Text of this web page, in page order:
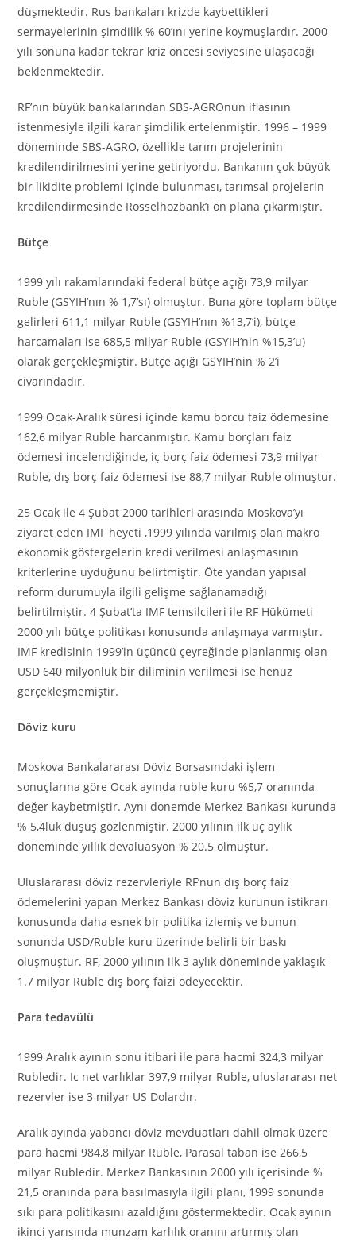
düşmektedir. Rus bankaları krizde kaybettikleri
sermayelerinin şimdilik % 60’ını yerine koymuşlardır. 2000
yılı sonuna kadar tekrar kriz öncesi seviyesine ulaşacağı
beklenmektedir.
RF’nın büyük bankalarından SBS-AGROnun iflasının
istenmesiyle ilgili karar şimdilik ertelenmiştir. 1996 – 1999
döneminde SBS-AGRO, özellikle tarım projelerinin
kredilendirilmesini yerine getiriyordu. Bankanın çok büyük
bir likidite problemi içinde bulunması, tarımsal projelerin
kredilendirmesinde Rosselhozbank’ı ön plana çıkarmıştır.
Bütçe
1999 yılı rakamlarındaki federal bütçe açığı 73,9 milyar
Ruble (GSYIH’nın % 1,7’sı) olmuştur. Buna göre toplam bütçe
gelirleri 611,1 milyar Ruble (GSYIH’nın %13,7’i), bütçe
harcamaları ise 685,5 milyar Ruble (GSYIH’nin %15,3’u)
olarak gerçekleşmiştir. Bütçe açığı GSYIH’nin % 2’i
civarındadır.
1999 Ocak-Aralık süresi içinde kamu borcu faiz ödemesine
162,6 milyar Ruble harcanmıştır. Kamu borçları faiz
ödemesi incelendiğinde, iç borç faiz ödemesi 73,9 milyar
Ruble, dış borç faiz ödemesi ise 88,7 milyar Ruble olmuştur.
25 Ocak ile 4 Şubat 2000 tarihleri arasında Moskova’yı
ziyaret eden IMF heyeti ,1999 yılında varılmış olan makro
ekonomik göstergelerin kredi verilmesi anlaşmasının
kriterlerine uyduğunu belirtmiştir. Öte yandan yapısal
reform durumuyla ilgili gelişme sağlanamadığı
belirtilmiştir. 4 Şubat’ta IMF temsilcileri ile RF Hükümeti
2000 yılı bütçe politikası konusunda anlaşmaya varmıştır.
IMF kredisinin 1999’in üçüncü çeyreğinde planlanmış olan
USD 640 milyonluk bir diliminin verilmesi ise henüz
gerçekleşmemiştir.
Döviz kuru
Moskova Bankalararası Döviz Borsasındaki işlem
sonuçlarına göre Ocak ayında ruble kuru %5,7 oranında
değer kaybetmiştir. Aynı donemde Merkez Bankası kurunda
% 5,4luk düşüş gözlenmiştir. 2000 yılının ilk üç aylık
döneminde yıllık devalüasyon % 20.5 olmuştur.
Uluslararası döviz rezervleriyle RF’nun dış borç faiz
ödemelerini yapan Merkez Bankası döviz kurunun istikrarı
konusunda daha esnek bir politika izlemiş ve bunun
sonunda USD/Ruble kuru üzerinde belirli bir baskı
oluşmuştur. RF, 2000 yılının ilk 3 aylık döneminde yaklaşık
1.7 milyar Ruble dış borç faizi ödeyecektir.
Para tedavülü
1999 Aralık ayının sonu itibari ile para hacmi 324,3 milyar
Rubledir. Ic net varlıklar 397,9 milyar Ruble, uluslararası net
rezervler ise 3 milyar US Dolardır.
Aralık ayında yabancı döviz mevduatları dahil olmak üzere
para hacmi 984,8 milyar Ruble, Parasal taban ise 266,5
milyar Rubledir. Merkez Bankasının 2000 yılı içerisinde %
21,5 oranında para basılmasıyla ilgili planı, 1999 sonunda
sıkı para politikasını azaldığını göstermektedir. Ocak ayının
ikinci yarısında munzam karlılık oranını artırmış olan